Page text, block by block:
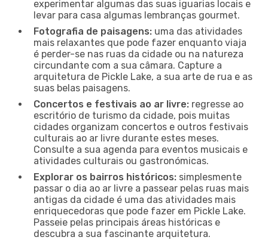
experimentar algumas das suas iguarias locais e
levar para casa algumas lembranças gourmet.
Fotografia de paisagens: uma das atividades
mais relaxantes que pode fazer enquanto viaja
é perder-se nas ruas da cidade ou na natureza
circundante com a sua câmara. Capture a
arquitetura de Pickle Lake, a sua arte de rua e as
suas belas paisagens.
Concertos e festivais ao ar livre: regresse ao
escritório de turismo da cidade, pois muitas
cidades organizam concertos e outros festivais
culturais ao ar livre durante estes meses.
Consulte a sua agenda para eventos musicais e
atividades culturais ou gastronómicas.
Explorar os bairros históricos: simplesmente
passar o dia ao ar livre a passear pelas ruas mais
antigas da cidade é uma das atividades mais
enriquecedoras que pode fazer em Pickle Lake.
Passeie pelas principais áreas históricas e
descubra a sua fascinante arquitetura.